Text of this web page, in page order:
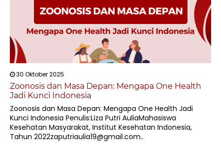
30 Oktober 2025
Zoonosis dan Masa Depan: Mengapa One Health
Jadi Kunci Indonesia
Zoonosis dan Masa Depan: Mengapa One Health Jadi
Kunci Indonesia Penulis:Liza Putri AuliaMahasiswa
Kesehatan Masyarakat, Institut Kesehatan Indonesia,
Tahun 2022zaputriaulia19@gmail.com..